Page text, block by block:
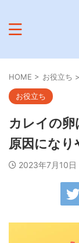
HOME > お役立ち >
お役立ち
カレイの
原因になり
2023年7月10日